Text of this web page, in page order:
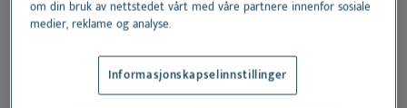
Svenska
overdreven slikking eller håravfall. Hvis du forstår
sammenhengen mellom stress og hudproblemer, kan
du bedre hjelpe kjæledyret ditt med å føle seg vel og
det komfortabelt.
om din bruk av nettstedet vårt med våre partnere innenfor sosiale
medier, reklame og analyse.
Informasjonskapselinnstillinger